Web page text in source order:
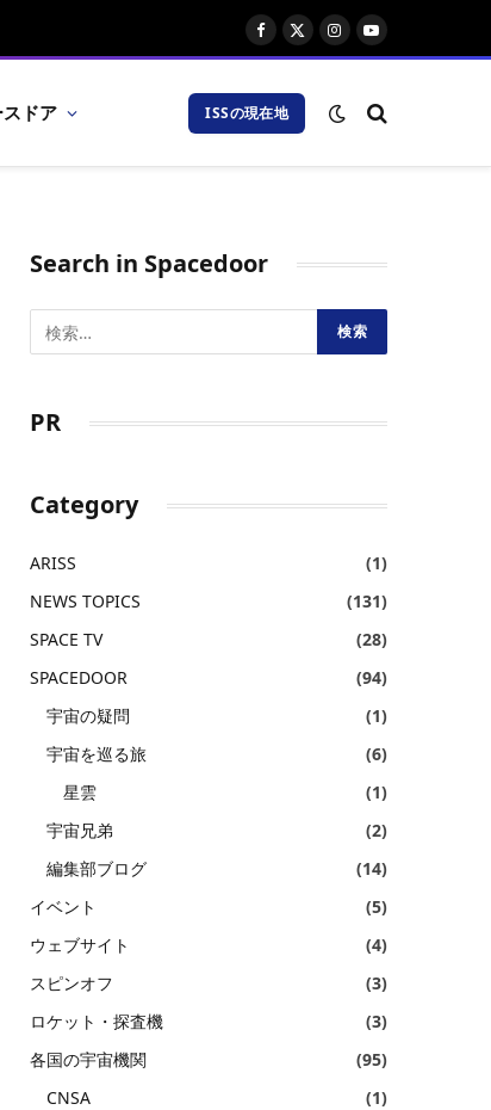
Facebook
X
(Twitter)
Instagram
YouTube
ドア ISSの現在地
Search in Spacedoor
PR
Category
ARISS
(1)
NEWS TOPICS
(131)
SPACE TV
(28)
SPACEDOOR
(94)
宇宙の疑問
(1)
宇宙を巡る旅
(6)
星雲
(1)
宇宙兄弟
(2)
編集部ブログ
(14)
イベント
(5)
ウェブサイト
(4)
スピンオフ
(3)
ロケット・探査機
(3)
各国の宇宙機関
(95)
CNSA
(1)